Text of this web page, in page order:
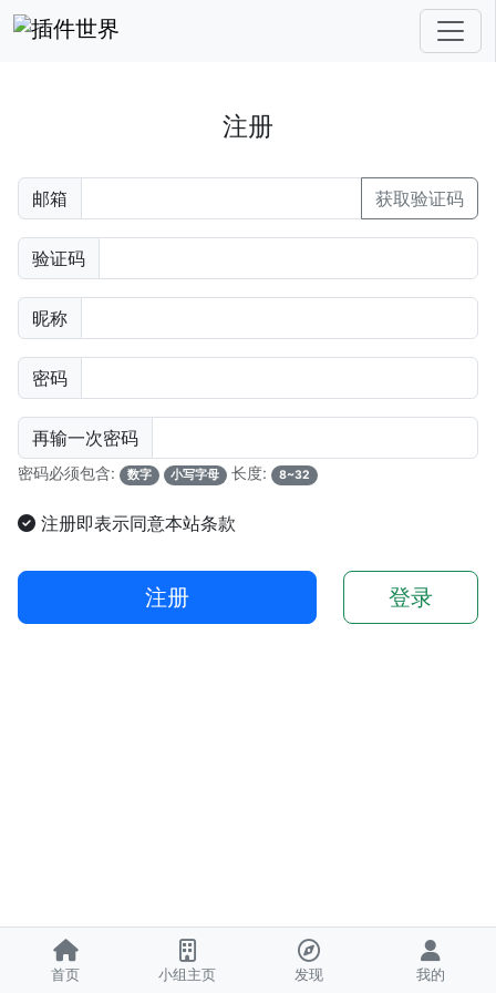
注册
邮箱 获取验证码
验证码
昵称
密码
再输一次密码
密码必须包含: 数字 小写字母 长度: 8~32
注册即表示同意本站条款
注册 登录
首页 小组主页 发现 我的